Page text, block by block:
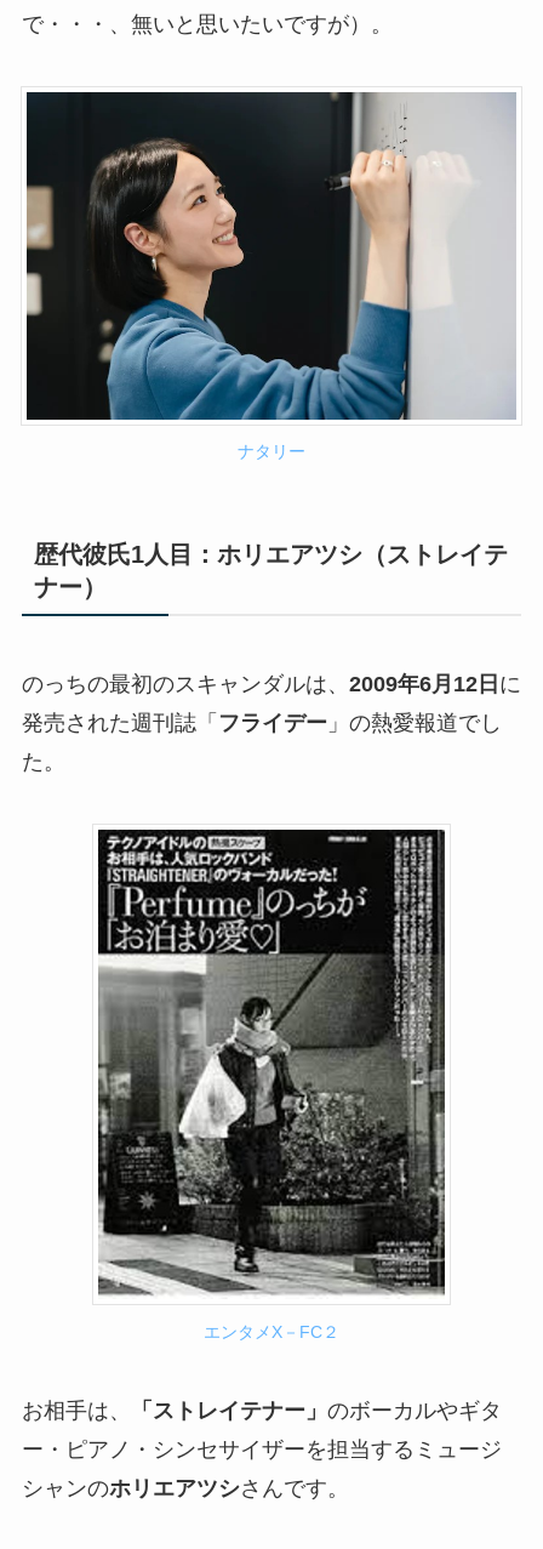
で・・・、無いと思いたいですが）。
ナタリー
歴代彼氏1人目：ホリエアツシ（ストレイテ
ナー）
のっちの最初のスキャンダルは、 2009年6月12日 に
発売された週刊誌「 フライデー 」の熱愛報道でし
た。
エンタメX－FC２
お相手は、 「ストレイテナー」 のボーカルやギタ
ー・ピアノ・シンセサイザーを担当するミュージ
シャンのホリエアツシさんです。